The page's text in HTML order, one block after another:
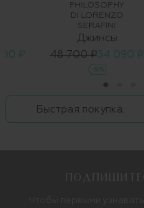
₽
PHILOSOPHY
DI LORENZO
SERAFINI
Джинсы
48 700 ₽ 34 090 ₽
-30%
Быстрая покупка